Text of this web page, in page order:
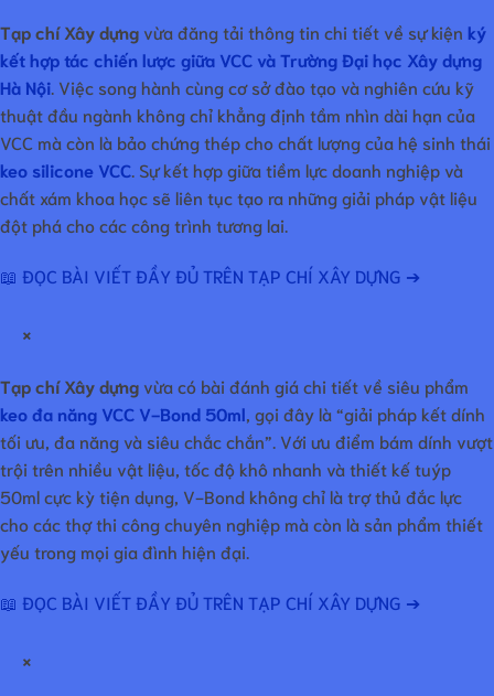
Tạp chí Xây dựngvừa đăng tải thông tin chi tiết về sự kiện ký
kết hợp tác chiến lược giữa VCC và Trường Đại học Xây dựng
Hà Nội . Việc song hành cùng cơ sở đào tạo và nghiên cứu kỹ
thuật đầu ngành không chỉ khẳng định tầm nhìn dài hạn của
VCC mà còn là bảo chứng thép cho chất lượng của hệ sinh thái
keo silicone VCC . Sự kết hợp giữa tiềm lực doanh nghiệp và
chất xám khoa học sẽ liên tục tạo ra những giải pháp vật liệu
đột phá cho các công trình tương lai.
📖 ĐỌC BÀI VIẾT ĐẦY ĐỦ TRÊN TẠP CHÍ XÂY DỰNG ➔
×
Tạp chí Xây dựngvừa có bài đánh giá chi tiết về siêu phẩm
keo đa năng VCC V-Bond 50ml , gọi đây là “giải pháp kết dính
tối ưu, đa năng và siêu chắc chắn”. Với ưu điểm bám dính vượt
trội trên nhiều vật liệu, tốc độ khô nhanh và thiết kế tuýp
50ml cực kỳ tiện dụng, V-Bond không chỉ là trợ thủ đắc lực
cho các thợ thi công chuyên nghiệp mà còn là sản phẩm thiết
yếu trong mọi gia đình hiện đại.
📖 ĐỌC BÀI VIẾT ĐẦY ĐỦ TRÊN TẠP CHÍ XÂY DỰNG ➔
×